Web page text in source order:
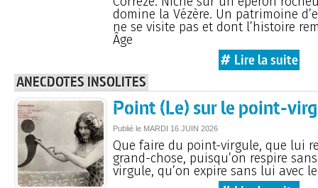
domine la Vézère. Un patrimoine
ne se visite pas et dont l’histoire
Âge
# Lire la suite
ANECDOTES INSOLITES
Point (Le) sur le point-
Publié le MARDI 16 JUIN 2026
Que faire du point-virgule, que lui
grand-chose, puisqu’on respire
virgule, qu’on expire sans lui avec